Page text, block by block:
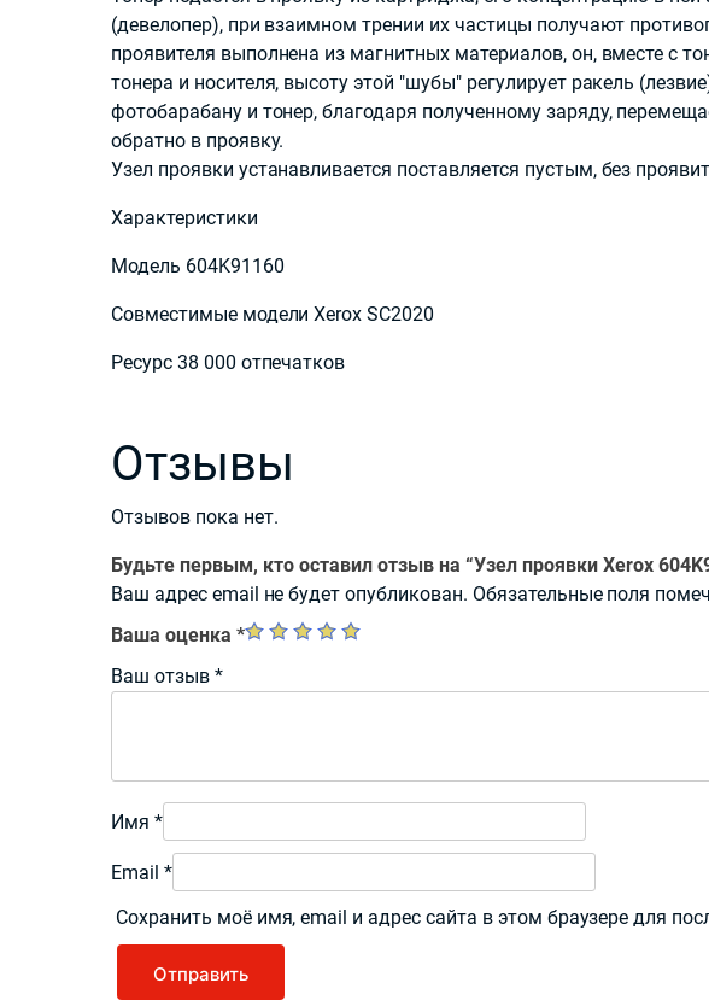
(девелопер), при взаимном трении их частицы получают
проявителя выполнена из магнитных материалов, он, вместе с
тонера и носителя, высоту этой "шубы" регулирует ракель
фотобарабану и тонер, благодаря полученному заряду,
обратно в проявку.
Узел проявки устанавливается поставляется пустым, без
Характеристики
Модель 604K91160
Совместимые модели Xerox SC2020
Ресурс 38 000 отпечатков
Отзывы
Отзывов пока нет.
Будьте первым, кто оставил отзыв на “Узел проявки Xerox
Ваш адрес email не будет опубликован. Обязательные поля
Ваша оценка *
Ваш отзыв *
Имя *
Email *
Сохранить моё имя, email и адрес сайта в этом браузере для